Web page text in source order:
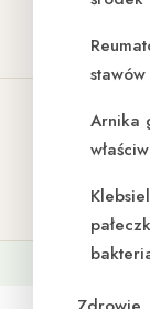
Arnika